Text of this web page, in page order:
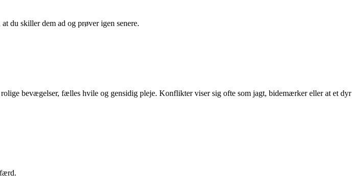
du skiller dem ad og prøver igen senere.
bevægelser, fælles hvile og gensidig pleje. Konflikter viser sig ofte som jagt, bidemærker eller at et dyr